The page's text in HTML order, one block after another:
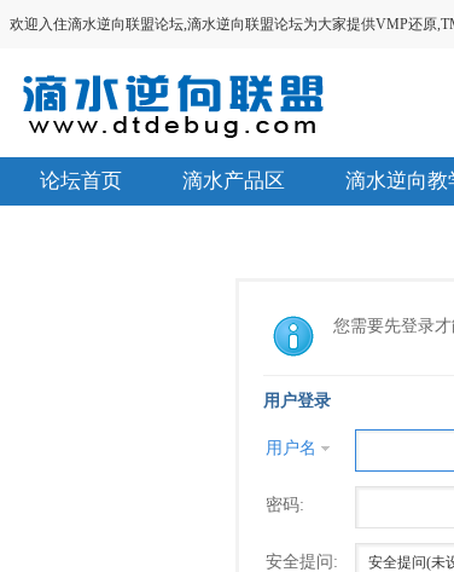
欢迎入住滴水逆向联盟论坛,滴水逆向联盟论坛为大家提供VMP还原
论坛首页 滴水产品区 滴水逆向教
您需要先登录
用户登录
用户名
密码:
安全提问: